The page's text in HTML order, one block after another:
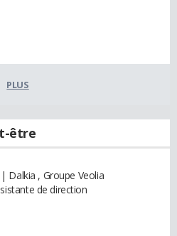
PLUS
être
Dalkia , Groupe Veolia
de direction